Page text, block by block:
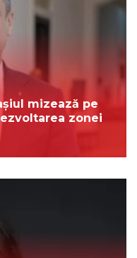
mizează pe
zonei